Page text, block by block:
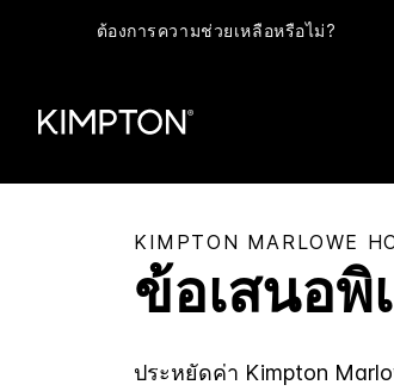
ต้องการความช่วยเหลือหรือไม่?
KIMPTON MARLOWE
ข้อเสนอพิ
ประหยัดค่า Kimpton